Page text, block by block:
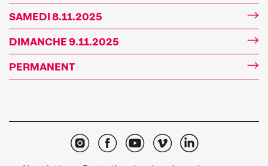
SAMEDI 8.11.2025
DIMANCHE 9.11.2025
PERMANENT